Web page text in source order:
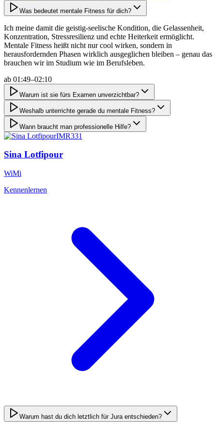
Was bedeutet mentale Fitness für dich?
Ich meine damit die geistig-seelische Kondition, die Gelassenheit,
Konzentration, Stress­resilienz und echte Heiterkeit ermöglicht.
Mentale Fitness heißt nicht nur cool wirken, sondern in
herausfordernden Phasen wirklich ausgeglichen bleiben – genau das
brauchen wir im Studium wie im Berufsleben.
ab 01:49–02:10
Warum ist sie fürs Examen unverzichtbar?
Weshalb unterrichte gerade du mentale Fitness?
Wann braucht man professionelle Hilfe?
IMR331
Sina Lotfipour
WiMi
Kennenlernen
Warum hast du dich letztlich für Jura entschieden?